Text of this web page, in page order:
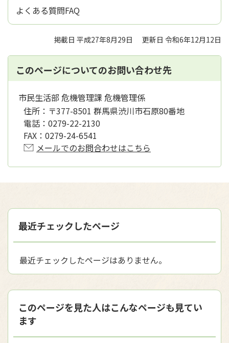
よくある質問FAQ
掲載日 平成27年8月29日 更新日 令和6年12月12日
このページについてのお問い合わせ先
市民生活部 危機管理課 危機管理係
住所： 〒377-8501 群馬県渋川市石原80番地
電話： 0279-22-2130
FAX： 0279-24-6541
メールでのお問合わせはこちら
最近チェックしたページ
最近チェックしたページはありません。
このページを見た人はこんなページも見てい
ます